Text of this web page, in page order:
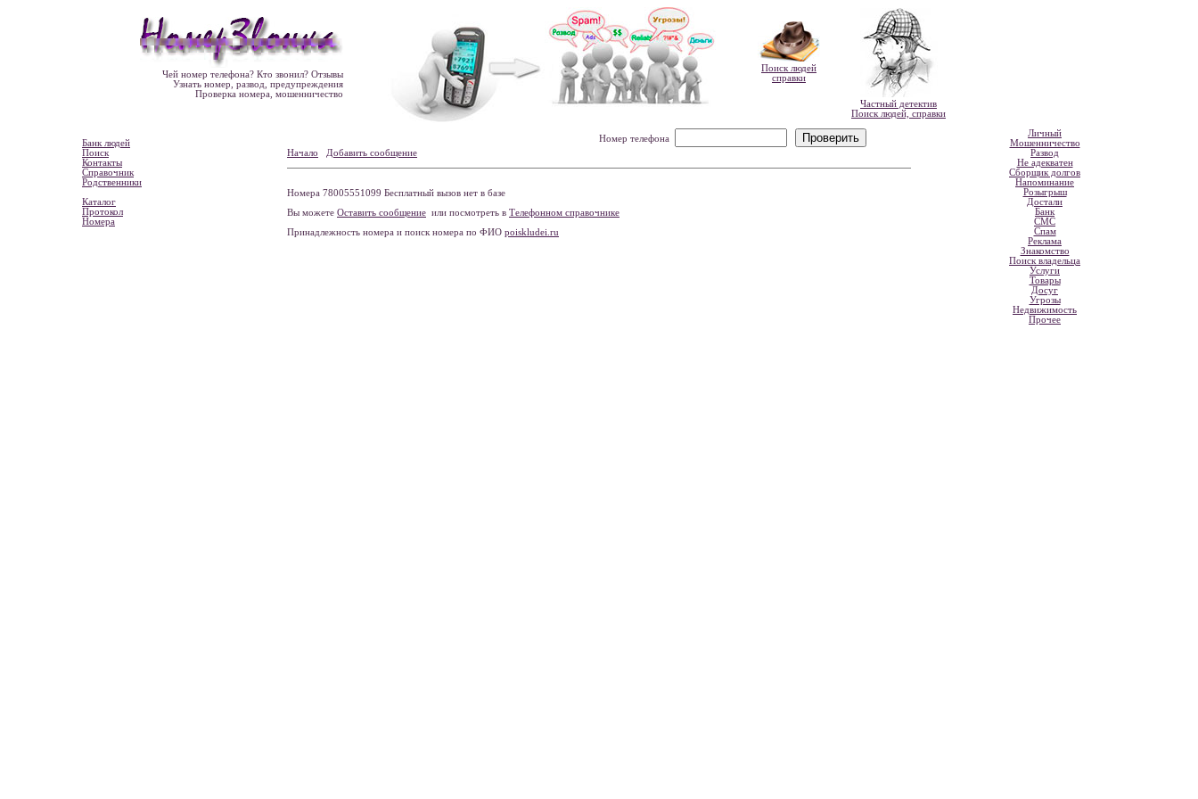
Чей номер телефона? Кто звонил? Отзывы
Узнать номер, развод, предупреждения
Проверка номера, мошенничество
Поиск людей
справки
Частный детектив
Поиск людей, справки
Банк людей
Поиск
Контакты
Справочник
Родственники
Каталог
Протокол
Номера
Номер телефона
Начало
Добавить сообщение
Номера 78005551099 Бесплатный вызов нет в базе
Вы можете Оставить сообщение или посмотреть в Телефонном справочнике
Принадлежность номера и поиск номера по ФИО poiskludei.ru
Личный
Мошенничество
Развод
Не адекватен
Сборщик долгов
Напоминание
Розыгрыш
Достали
Банк
СМС
Спам
Реклама
Знакомство
Поиск владельца
Услуги
Товары
Досуг
Угрозы
Недвижимость
Прочее